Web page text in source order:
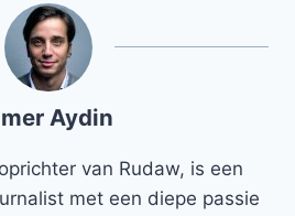
Aydin
van Rudaw, is een
met een diepe passie